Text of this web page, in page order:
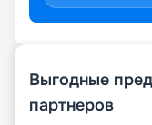
Выгодные
партнеров